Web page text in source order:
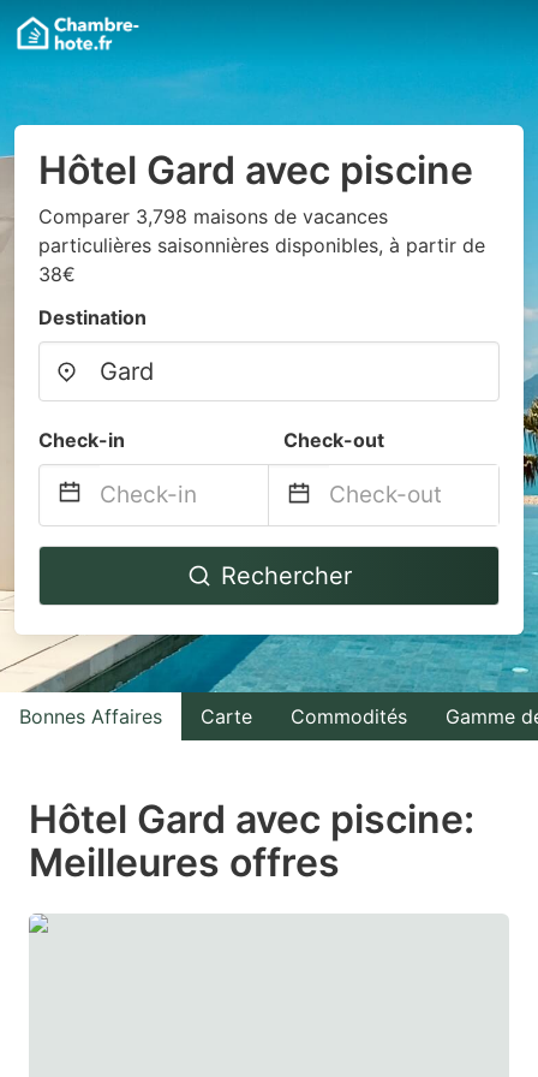
Hôtel Gard avec piscine
Comparer 3,798 maisons de vacances
particulières saisonnières disponibles, à partir de
38€
Destination
Check-in Check-out
Navigate
to
interact
with
the
select
Navigate
backward
to
interact
with
the
select
a
Rechercher
Bonnes Affaires Carte Commodités Gamme
Hôtel Gard avec piscine:
Meilleures offres